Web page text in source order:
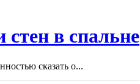
в спальне
сказать о...